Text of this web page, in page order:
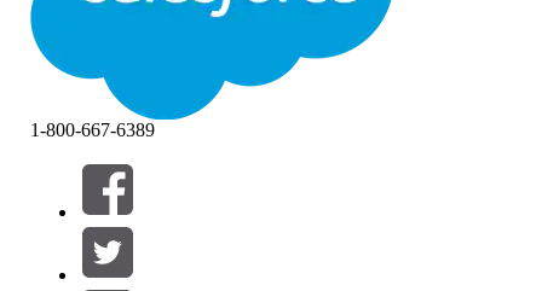
Filtros (0)
SELECIONAR FILTROS
Área de produtos
1-800-667-6389